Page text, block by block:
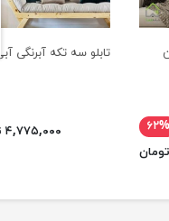
۶۲%
تابلو سه تکه آبرنگی آبی
۴,۷۷۵,۰۰۰ تومان